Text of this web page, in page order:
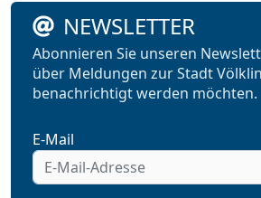
NEWSLETTER
Abonnieren Sie unseren
über Meldungen zur Stadt
benachrichtigt werden möchten.
E-Mail